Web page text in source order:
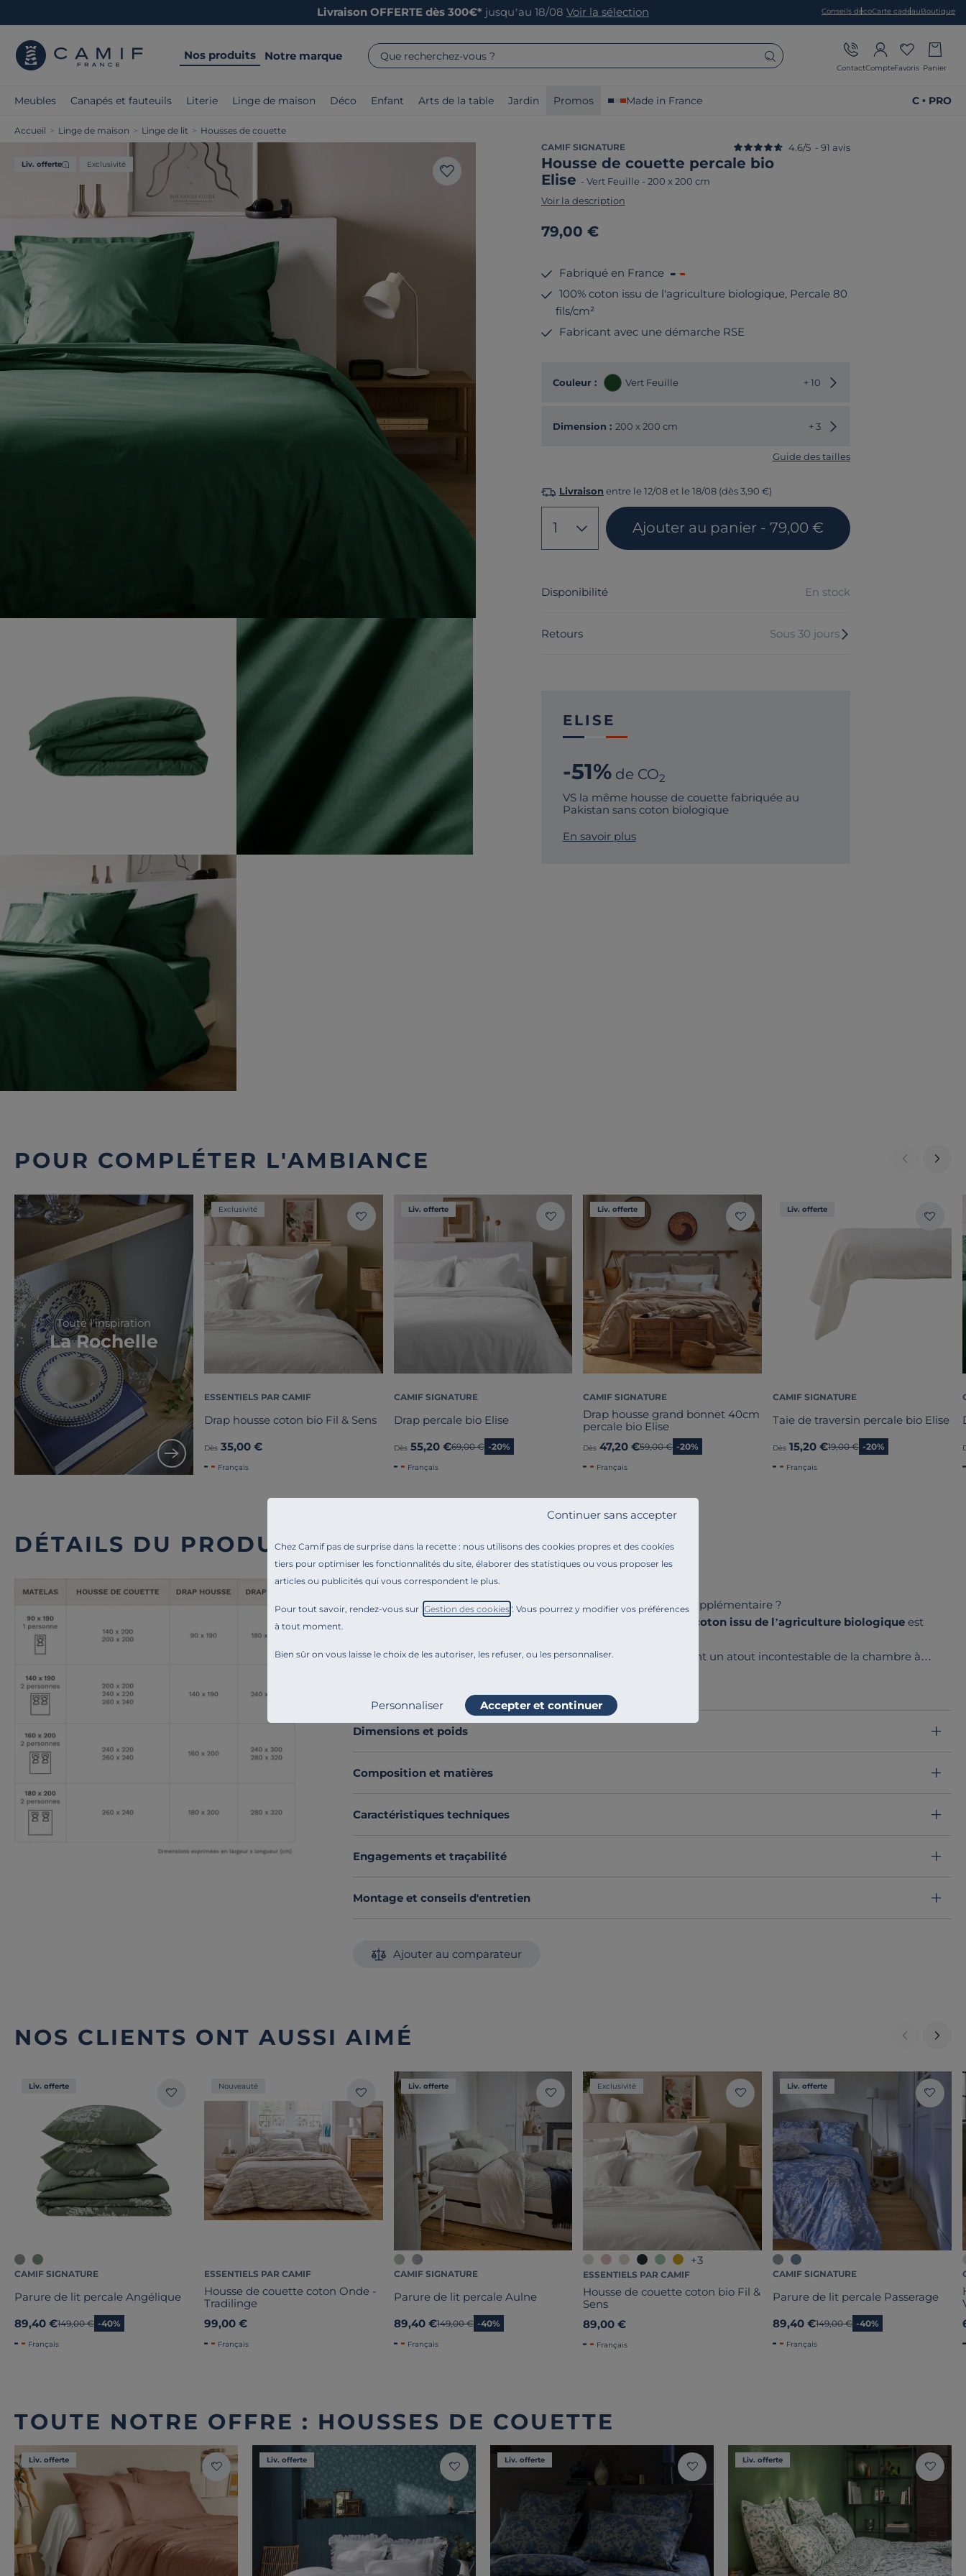
Chez Camif pas de surprise dans la recette : nous utilisons des cookies propres et des cookies
tiers pour optimiser les fonctionnalités du site, élaborer des statistiques ou vous proposer les
articles ou publicités qui vous correspondent le plus.
Pour tout savoir, rendez-vous sur " Gestion des cookies". Vous pourrez y modifier vos préférences
à tout moment.
Bien sûr on vous laisse le choix de les autoriser, les refuser, ou les personnaliser.
Continuer sans accepter
Personnaliser Accepter et continuer
Livraison OFFERTE dès 300€* jusqu’au 18/08 Voir la sélection Conseils décoCarte cadeauBoutique
Nos produits Notre marque Que recherchez-vous ?
ContactCompteFavoris Panier
Meubles Canapés et fauteuils Literie Linge de maison Déco Enfant Arts de la table Jardin Promos Made in France C • PRO
Accueil > Linge de maison > Linge de lit > Housses de couette
Liv. offerte Exclusivité
CAMIF SIGNATURE
Housse de couette percale bio
Elise - Vert Feuille - 200 x 200 cm
4.6/5 - 91 avis
Voir la description
79,00 €
Fabriqué en France
100% coton issu de l'agriculture biologique, Percale 80
fils/cm²
Fabricant avec une démarche RSE
Couleur : Vert Feuille + 10 Choisir une autre couleur
Dimension : 200 x 200 cm + 3 Choisir une autre dimension
Guide des tailles
Livraison entre le 12/08 et le 18/08 (dès 3,90 €)
1 Ajouter au panier - 79,00 €
Disponibilité En stock
Retours Sous 30 jours
ELISE
-51%de CO2
VS la même housse de couette fabriquée au
Pakistan sans coton biologique
En savoir plus
POUR COMPLÉTER L'AMBIANCE
Toute l'inspiration
La Rochelle
Exclusivité
ESSENTIELS PAR CAMIF
Drap housse coton bio Fil & Sens
Dès 35,00 €
Français
Liv. offerte
CAMIF SIGNATURE
Drap percale bio Elise
Dès 55,20 €Ancien prix
69,00 € -20%
Français
Liv. offerte
CAMIF SIGNATURE
Drap housse grand bonnet 40cm
percale bio Elise
Dès 47,20 €Ancien prix
59,00 € -20%
Français
Liv. offerte
CAMIF SIGNATURE
Taie de traversin percale bio Elise
Dès 15,20 €Ancien prix
19,00 € -20%
Français
DÉTAILS DU PRODUIT
Référence : 100336154315
Envie d’offrir à vos nuits une touche d’élégance et de douceur supplémentaire ?
housse de couette Eliseconfectionnée en 100 % percale de coton issu de l’agriculture biologique est
Salarge palette de couleurs délicates et ses dimensions
en font un atout incontestable de la chambre à
Découvrez toute notre sélection : Housses de couette
Dimensions et poids
Composition et matières
Caractéristiques techniques
Engagements et traçabilité
Montage et conseils d'entretien
Ajouter au comparateur
NOS CLIENTS ONT AUSSI AIMÉ
Liv. offerte
CAMIF SIGNATURE
Parure de lit percale Angélique
89,40 €Ancien prix
149,00 € -40%
Français
Nouveauté
ESSENTIELS PAR CAMIF
Housse de couette coton Onde -
Tradilinge
99,00 €
Français
Liv. offerte
CAMIF SIGNATURE
Parure de lit percale Aulne
89,40 €Ancien prix
149,00 € -40%
Français
Exclusivité
+3
ESSENTIELS PAR CAMIF
Housse de couette coton bio Fil &
Sens
89,00 €
Français
Liv. offerte
CAMIF SIGNATURE
Parure de lit percale Passerage
89,40 €Ancien prix
149,00 € -40%
Français
TOUTE NOTRE OFFRE : HOUSSES DE COUETTE
Liv. offerte Liv. offerte Liv. offerte Liv. offerte